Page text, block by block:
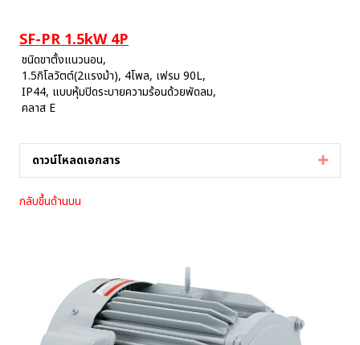
SF-PR 1.5kW 4P
ชนิดขาตั้งแนวนอน,
1.5กิโลวัตต์(2แรงม้า), 4โพล, เฟรม 90L,
IP44, แบบหุ้มปิดระบายความร้อนด้วยพัดลม,
คลาส E
ดาวน์โหลดเอกสาร
กลับขึ้นด้านบน